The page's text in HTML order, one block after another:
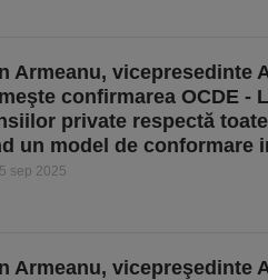
Armeanu, vicepresedinte
confirmarea OCDE -
private respectă
un model de conformare
sep 2025
Armeanu, vicepreşedinte